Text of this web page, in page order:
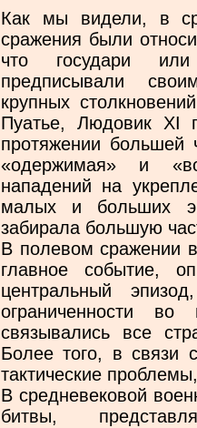
Как мы видели, в
сражения были
что государи или
предписывали
крупных
Пуатье, Людовик
протяжении большей
«одержимая» и
нападений на
малых и больших
забирала большую
В полевом сражении
главное событие,
центральный
ограниченности
связывались все
Более того, в связи
тактические
В средневековой
битвы,